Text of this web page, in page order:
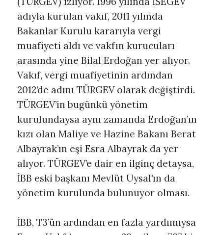
adıyla kurulan vakıf, 2011 yılında
Bakanlar Kurulu kararıyla vergi
muafiyeti aldı ve vakfın kurucuları
arasında yine Bilal Erdoğan yer alıyor.
Vakıf, vergi muafiyetinin ardından
2012’de adını TÜRGEV olarak değiştirdi.
TÜRGEV’in bugünkü yönetim
kurulundaysa aynı zamanda Erdoğan’ın
kızı olan Maliye ve Hazine Bakanı Berat
Albayrak’ın eşi Esra Albayrak da yer
alıyor. TÜRGEV’e dair en ilginç detaysa,
İBB eski başkanı Mevlüt Uysal’ın da
yönetim kurulunda bulunuyor olması.
İBB, T3’ün ardından en fazla yardımıysa